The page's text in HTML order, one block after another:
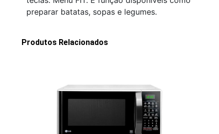
preparar batatas, sopas e legumes.
Produtos Relacionados